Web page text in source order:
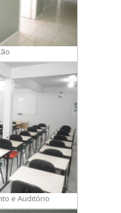
e Auditório